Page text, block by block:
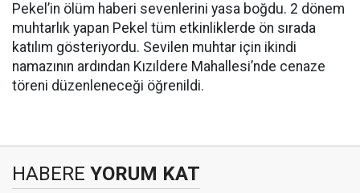
Pekel’in ölüm haberi sevenlerini yasa boğdu. 2 dönem
muhtarlık yapan Pekel tüm etkinliklerde ön sırada
katılım gösteriyordu. Sevilen muhtar için ikindi
namazının ardından Kızıldere Mahallesi’nde cenaze
töreni düzenleneceği öğrenildi.
HABERE YORUM KAT